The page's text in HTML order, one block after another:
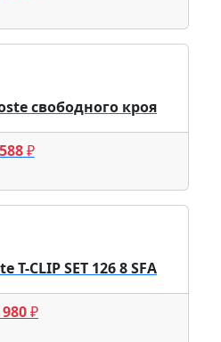
свободного кроя
₽
CLIP SET 126 8 SFA
₽